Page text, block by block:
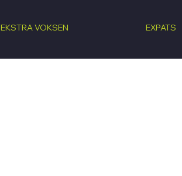
EKSTRA VOKSEN EXPATS